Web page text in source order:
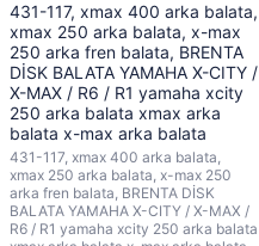
431-117, xmax 400 arka balata,
xmax 250 arka balata, x-max
250 arka fren balata, BRENTA
DİSK BALATA YAMAHA X-CITY /
X-MAX / R6 / R1 yamaha xcity
250 arka balata xmax arka
balata x-max arka balata
431-117, xmax 400 arka balata,
xmax 250 arka balata, x-max 250
arka fren balata, BRENTA DİSK
BALATA YAMAHA X-CITY / X-MAX /
R6 / R1 yamaha xcity 250 arka balata